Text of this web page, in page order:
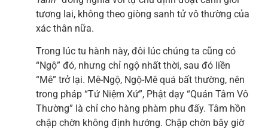
tương lai, không theo giòng sanh tử vô thường của
xác thân nữa.
Trong lúc tu hành này, đôi lúc chúng ta cũng có
“Ngộ” đó, nhưng chỉ ngộ nhất thời, sau đó liền
“Mê” trở lại. Mê-Ngộ, Ngộ-Mê quá bất thường, nên
trong pháp “Tứ Niệm Xứ”, Phật dạy “Quán Tâm Vô
Thường” là chỉ cho hàng phàm phu đấy. Tâm hồn
chập chờn không định hướng. Chập chờn bây giờ